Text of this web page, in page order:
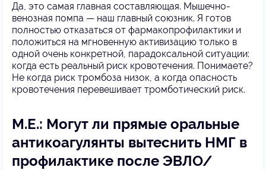
Да, это самая главная составляющая. Мышечно-
венозная помпа — наш главный союзник. Я готов
полностью отказаться от фармакопрофилактики и
положиться на мгновенную активизацию только в
одной очень конкретной, парадоксальной ситуации:
когда есть реальный риск кровотечения. Понимаете?
Не когда риск тромбоза низок, а когда опасность
кровотечения перевешивает тромботический риск.
М.Е.: Могут ли прямые оральные
антикоагулянты вытеснить НМГ в
профилактике после ЭВЛО/